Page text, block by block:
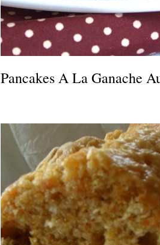
Pancakes A La Ganache